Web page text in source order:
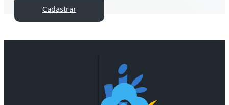
Cadastrar